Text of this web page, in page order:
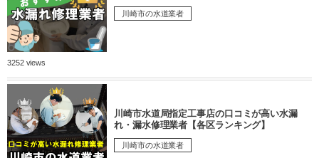
川崎市の水道業者
3252 views
川崎市水道局指定工事店の口コミが高い水漏
れ・漏水修理業者【各区ランキング】
川崎市の水道業者